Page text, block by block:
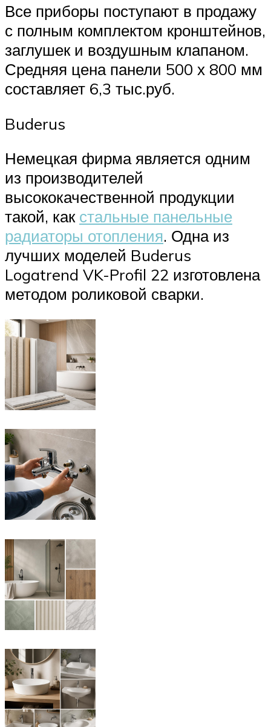
Все приборы поступают в продажу
с полным комплектом кронштейнов,
заглушек и воздушным клапаном.
Средняя цена панели 500 х 800 мм
составляет 6,3 тыс.руб.
Buderus
Немецкая фирма является одним
из производителей
высококачественной продукции
такой, как стальные панельные
радиаторы отопления. Одна из
лучших моделей Buderus
Logatrend VK-Profil 22 изготовлена
методом роликовой сварки.